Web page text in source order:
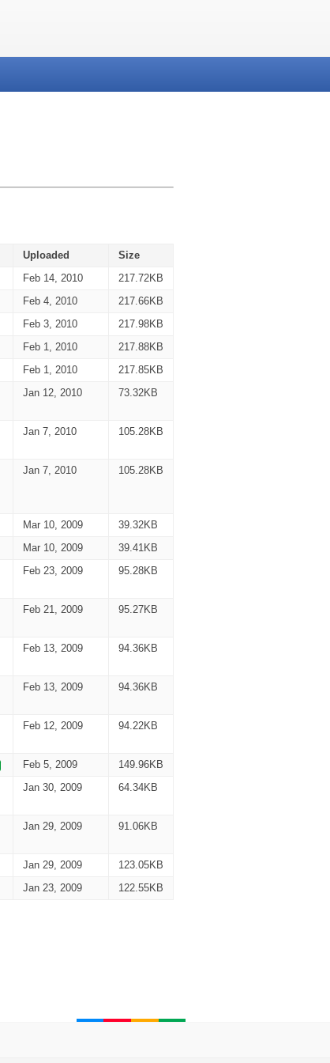
Uploaded
Size
Feb 14, 2010
217.72KB
Feb 4, 2010
217.66KB
Feb 3, 2010
217.98KB
Feb 1, 2010
217.88KB
Feb 1, 2010
217.85KB
Jan 12, 2010 73.32KB
Jan 7, 2010 105.28KB
Jan 7, 2010 105.28KB
Mar 10, 2009
39.32KB
Mar 10, 2009
39.41KB
Feb 23, 2009 95.28KB
Feb 21, 2009 95.27KB
Feb 13, 2009 94.36KB
Feb 13, 2009 94.36KB
Feb 12, 2009 94.22KB
Feb 5, 2009
149.96KB
Jan 30, 2009 64.34KB
Jan 29, 2009 91.06KB
Jan 29, 2009
123.05KB
Jan 23, 2009 122.55KB